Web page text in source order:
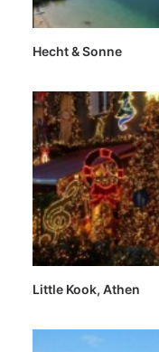
Hecht & Sonne
Little Kook, Athen